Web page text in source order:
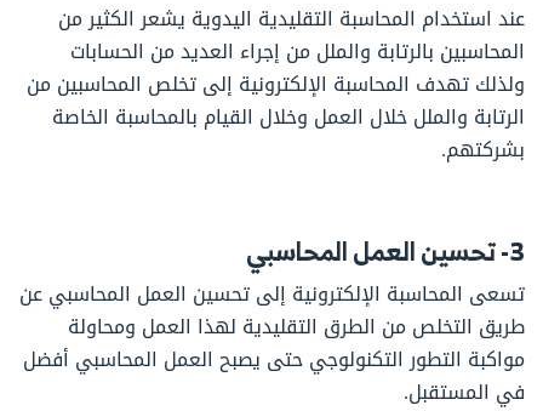
عند استخدام المحاسبة التقليدية اليدوية يشعر الكثير من
المحاسبين بالرتابة والملل من إجراء العديد من الحسابات
ولذلك تهدف المحاسبة الإلكترونية إلى تخلص المحاسبين من
الرتابة والملل خلال العمل وخلال القيام بالمحاسبة الخاصة
بشركتهم.
3- تحسين العمل المحاسبي
تسعى المحاسبة الإلكترونية إلى تحسين العمل المحاسبي عن
طريق التخلص من الطرق التقليدية لهذا العمل ومحاولة
مواكبة التطور التكنولوجي حتى يصبح العمل المحاسبي أفضل
في المستقبل.